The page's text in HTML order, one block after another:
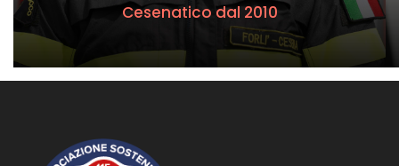
Cesenatico dal 2010